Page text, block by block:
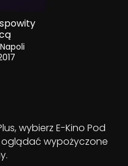
Napoli
wybierz E-Kino Pod
oglądać wypożyczone